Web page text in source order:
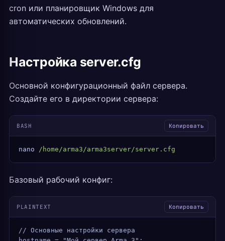
cron или планировщик Windows для
автоматических обновлений.
Настройка server.cfg
Основной конфигурационный файл сервера.
Создайте его в директории сервера:
BASH Копировать
nano /home/arma3/arma3server/server.cfg
Базовый рабочий конфиг:
PLAINTEXT Копировать
// Основные настройки сервера